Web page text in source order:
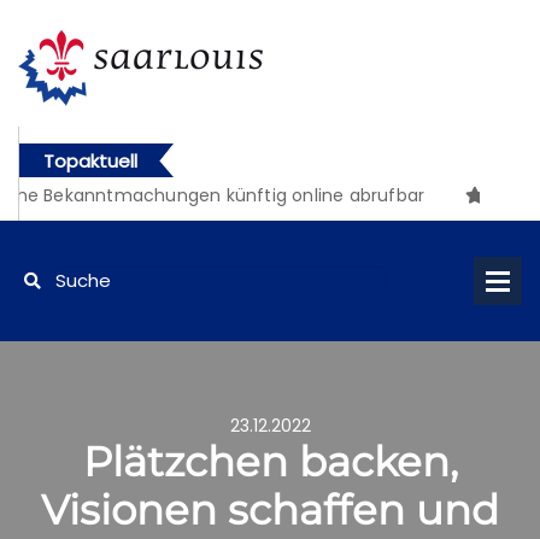
Topaktuell
Bekanntmachungen künftig online abrufbar
23.12.2022
Plätzchen backen,
Visionen schaffen und